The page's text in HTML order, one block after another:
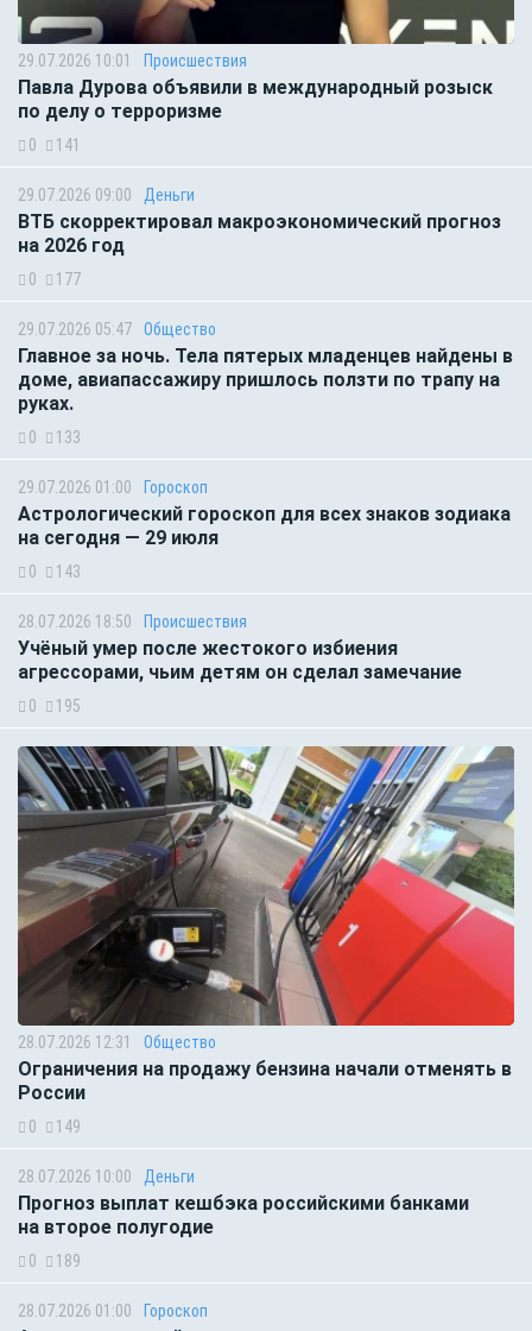
29.07.2026 10:01 Происшествия
Павла Дурова объявили в международный розыск
по делу о терроризме
0 141
29.07.2026 09:00 Деньги
ВТБ скорректировал макроэкономический прогноз
на 2026 год
0 177
29.07.2026 05:47 Общество
Главное за ночь. Тела пятерых младенцев найдены в
доме, авиапассажиру пришлось ползти по трапу на
руках.
0 133
29.07.2026 01:00 Гороскоп
Астрологический гороскоп для всех знаков зодиака
на сегодня — 29 июля
0 143
28.07.2026 18:50 Происшествия
Учёный умер после жестокого избиения
агрессорами, чьим детям он сделал замечание
0 195
28.07.2026 12:31 Общество
Ограничения на продажу бензина начали отменять в
России
0 149
28.07.2026 10:00 Деньги
Прогноз выплат кешбэка российскими банками
на второе полугодие
0 189
28.07.2026 01:00 Гороскоп